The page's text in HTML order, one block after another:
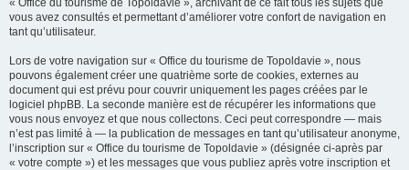
« Office du tourisme de Topoldavie », archivant de ce fait tous les sujets que
vous avez consultés et permettant d’améliorer votre confort de navigation en
tant qu’utilisateur.
Lors de votre navigation sur « Office du tourisme de Topoldavie », nous
pouvons également créer une quatrième sorte de cookies, externes au
document qui est prévu pour couvrir uniquement les pages créées par le
logiciel phpBB. La seconde manière est de récupérer les informations que
vous nous envoyez et que nous collectons. Ceci peut correspondre — mais
n’est pas limité à — la publication de messages en tant qu’utilisateur anonyme,
l’inscription sur « Office du tourisme de Topoldavie » (désignée ci-après par
« votre compte ») et les messages que vous publiez après votre inscription et